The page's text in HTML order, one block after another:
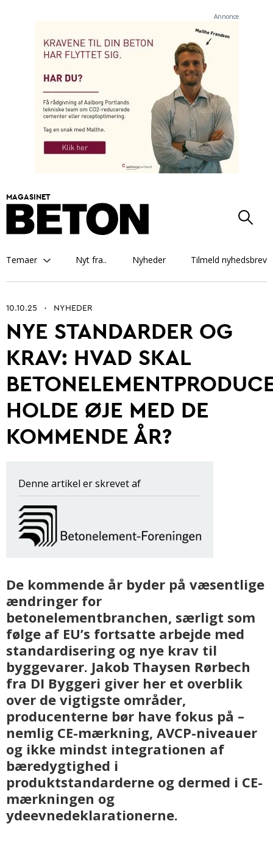
Annonce
MAGASINET
Temaer Nyt fra.. Nyheder Tilmeld nyhedsbrev
Betonarkitektur
Fremtidens betonbranche
Ung i betonbranchen
Grøn omstilling af beton
Kontrol og certificering
Digitalisering og automatisering
Anlæg
10.10.25 • NYHEDER
NYE STANDARDER OG
KRAV: HVAD SKAL
HOLDE ØJE MED DE
KOMMENDE ÅR?
Denne artikel er skrevet af
De kommende år byder på væsentlige
ændringer for
betonelementbranchen, særligt som
følge af EU’s fortsatte arbejde med
standardisering og nye krav til
byggevarer. Jakob Thaysen Rørbech
fra DI Byggeri giver her et overblik
over de vigtigste områder,
producenterne bør have fokus på –
nemlig CE-mærkning, AVCP-niveauer
og ikke mindst integrationen af
bæredygtighed i
produktstandarderne og dermed i CE-
mærkningen og
ydeevnedeklarationerne.